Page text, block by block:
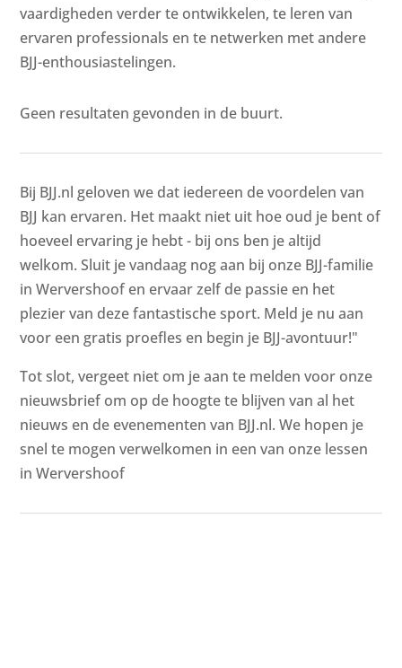
vaardigheden verder te ontwikkelen, te leren van
ervaren professionals en te netwerken met andere
BJJ-enthousiastelingen.
Geen resultaten gevonden in de buurt.
Bij BJJ.nl geloven we dat iedereen de voordelen van
BJJ kan ervaren. Het maakt niet uit hoe oud je bent of
hoeveel ervaring je hebt - bij ons ben je altijd
welkom. Sluit je vandaag nog aan bij onze BJJ-familie
in Wervershoof en ervaar zelf de passie en het
plezier van deze fantastische sport. Meld je nu aan
voor een gratis proefles en begin je BJJ-avontuur!"
Tot slot, vergeet niet om je aan te melden voor onze
nieuwsbrief om op de hoogte te blijven van al het
nieuws en de evenementen van BJJ.nl. We hopen je
snel te mogen verwelkomen in een van onze lessen
in Wervershoof